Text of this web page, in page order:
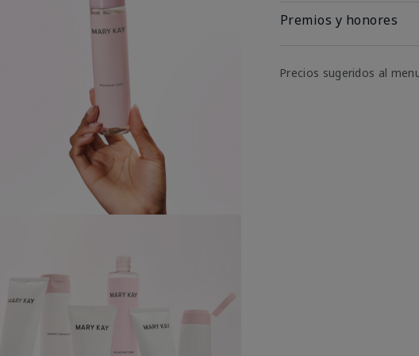
Premios y honores
Precios sugeridos al